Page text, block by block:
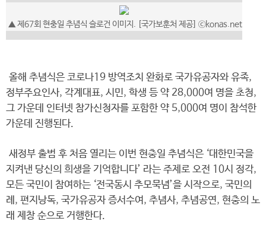
▲ 제67회 현충일 추념식 슬로건 이미지. [국가보훈처 제공] ⓒkonas.net
올해 추념식은 코로나19 방역조치 완화로 국가유공자와 유족,
정부주요인사, 각계대표, 시민, 학생 등 약 28,000여 명을 초청,
그 가운데 인터넷 참가신청자를 포함한 약 5,000여 명이 참석한
가운데 진행된다.
새정부 출범 후 처음 열리는 이번 현충일 추념식은 ‘대한민국을
지켜낸 당신의 희생을 기억합니다’ 라는 주제로 오전 10시 정각,
모든 국민이 참여하는 ‘전국동시 추모묵념’을 시작으로, 국민의
례, 편지낭독, 국가유공자 증서수여, 추념사, 추념공연, 현충의 노
래 제창 순으로 거행한다.